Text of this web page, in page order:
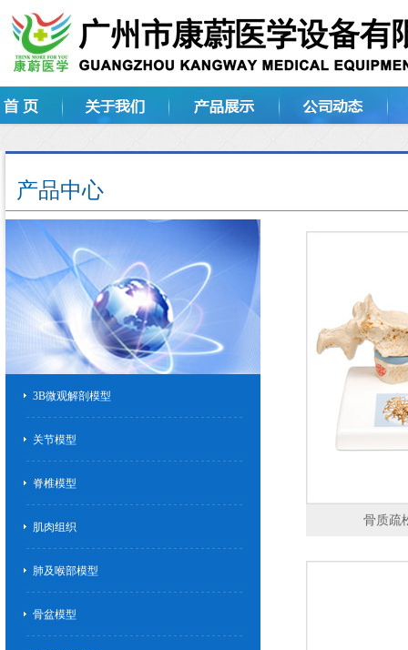
产品中心
3B微观解剖模型
关节模型
脊椎模型
肌肉组织
肺及喉部模型
骨盆模型
骨质疏